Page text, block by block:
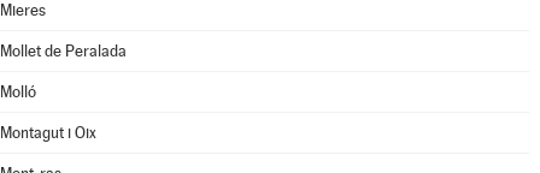
Mieres
Mollet de Peralada
Molló
Montagut i Oix